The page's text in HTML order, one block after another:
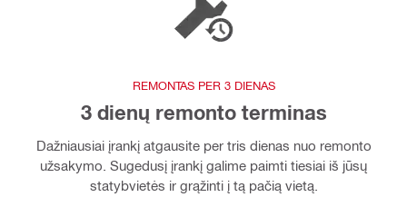
REMONTAS PER 3 DIENAS
3 dienų remonto terminas
Dažniausiai įrankį atgausite per tris dienas nuo remonto
užsakymo. Sugedusį įrankį galime paimti tiesiai iš jūsų
statybvietės ir grąžinti į tą pačią vietą.